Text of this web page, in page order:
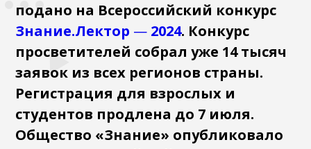
подано на Всероссийский конкурс
Знание.Лектор — 2024. Конкурс
просветителей собрал уже 14 тысяч
заявок из всех регионов страны.
Регистрация для взрослых и
студентов продлена до 7 июля.
Общество «Знание» опубликовало